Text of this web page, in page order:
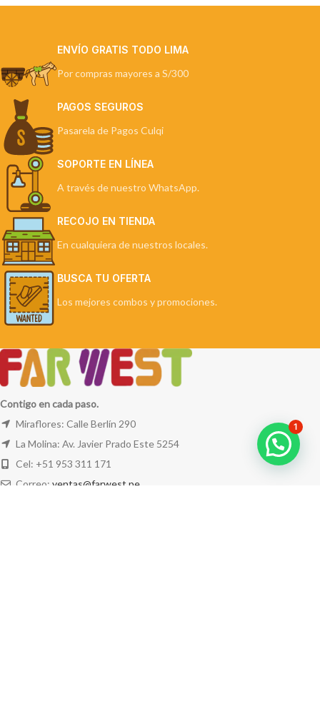
ENVÍO GRATIS TODO LIMA
Por compras mayores a S/300
PAGOS SEGUROS
Pasarela de Pagos Culqi
SOPORTE EN LÍNEA
A través de nuestro WhatsApp.
RECOJO EN TIENDA
En cualquiera de nuestros locales.
BUSCA TU OFERTA
Los mejores combos y promociones.
Contigo en cada paso.
Miraflores: Calle Berlín 290
La Molina: Av. Javier Prado Este 5254
Cel: +51 953 311 171
Correo: ventas@farwest.pe
1